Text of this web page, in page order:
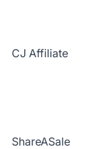
CJ Affiliate
ShareASale